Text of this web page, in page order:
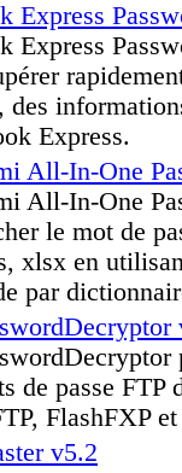
Express
Express
des
Express.
All-In-One
All-In-One
le mot de
xlsx en
par
de passe
FlashFXP
v5.2